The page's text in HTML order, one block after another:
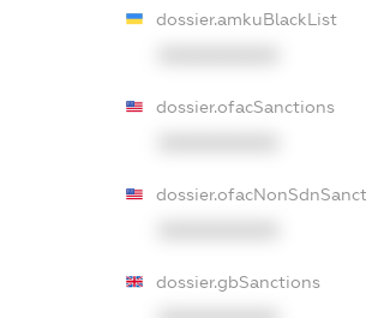
dossier.amkuBlackList
dossier.ofacSanctions
dossier.gbSanctions